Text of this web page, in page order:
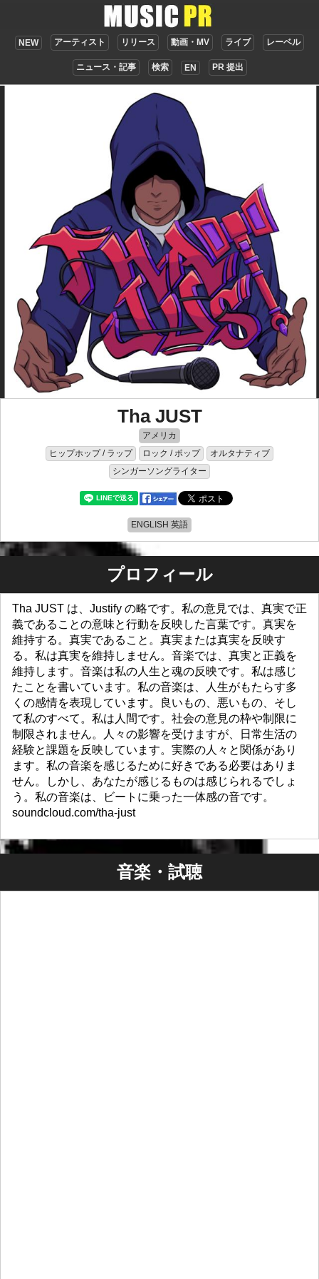
NEW アーティスト リリース 動画・MV ライブ レーベル
ニュース・記事 検索 EN PR 提出
Tha JUST
アメリカ
ヒップホップ / ラップ
ロック / ポップ
オルタナティブ
シンガーソングライター
ENGLISH 英語
プロフィール
Tha JUST は、Justify の略です。私の意見では、真実で正
義であることの意味と行動を反映した言葉です。真実を
維持する。真実であること。真実または真実を反映す
る。私は真実を維持しません。音楽では、真実と正義を
維持します。音楽は私の人生と魂の反映です。私は感じ
たことを書いています。私の音楽は、人生がもたらす多
くの感情を表現しています。良いもの、悪いもの、そし
て私のすべて。私は人間です。社会の意見の枠や制限に
制限されません。人々の影響を受けますが、日常生活の
経験と課題を反映しています。実際の人々と関係があり
ます。私の音楽を感じるために好きである必要はありま
せん。しかし、あなたが感じるものは感じられるでしょ
う。私の音楽は、ビートに乗った一体感の音です。
soundcloud.com/tha-just
音楽・試聴